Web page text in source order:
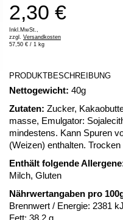
Bildergalerie
springen
2,30 €
Inkl.MwSt.,
zzgl. Versandkosten
57,50 € / 1 kg
PRODUKTBESCHREIBUNG
Nettogewicht: 40g
Zutaten: Zucker,
masse, Emulgator:
mindestens. Kann Spuren
(Weizen) enthalten.
Enthält folgende
Milch, Gluten
Nährwertangaben pro
Brennwert / Energie: 2381